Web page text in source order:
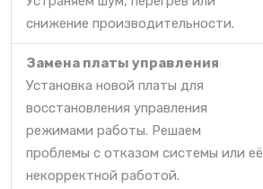
снижение производительности.
Замена платы управления
Установка новой платы для
восстановления управления
режимами работы. Решаем
проблемы с отказом системы или её
некорректной работой.